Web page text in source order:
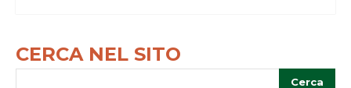
CERCA NEL SITO